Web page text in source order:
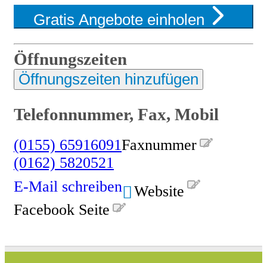
Gratis Angebote einholen
Öffnungszeiten
Öffnungszeiten hinzufügen
Telefonnummer, Fax, Mobil
(0155) 65916091Faxnummer
(0162) 5820521
E-Mail schreiben
Website
Facebook Seite